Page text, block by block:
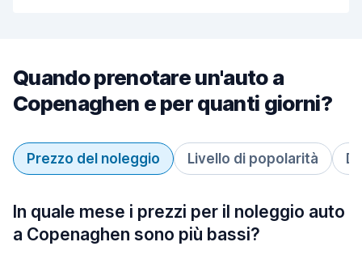
Quando prenotare un'auto a
Copenaghen e per quanti giorni?
Prezzo del noleggio Livello di popolarità
In quale mese i prezzi per il noleggio auto
a Copenaghen sono più bassi?